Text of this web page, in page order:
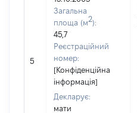
5
Загальна
площа (м2):
45,7
Реєстраційний
номер:
[Конфіденційна
інформація]
Декларує:
мати